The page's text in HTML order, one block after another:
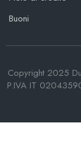
Buoni
Copyright 2025
P.IVA IT